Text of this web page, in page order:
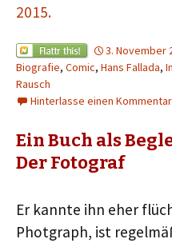
2015.
3. November
Biografie, Comic, Hans Fallada,
Rausch
Hinterlasse einen Kommentar
Ein Buch als
Der Fotograf
Er kannte ihn eher
Photgraph, ist